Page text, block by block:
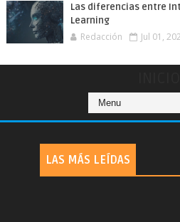
Las diferencias entre
Learning
Redacción Jul 01,
LAS MÁS LEÍDAS